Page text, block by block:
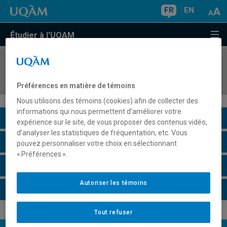
FR EN
Étudier à l'UQAM
COURS//
Description du cours
Horaire - Été 2026
Préférences en matière de témoins
Nous utilisons des témoins (cookies) afin de collecter des
informations qui nous permettent d’améliorer votre
expérience sur le site, de vous proposer des contenus vidéo,
d’analyser les statistiques de fréquentation, etc. Vous
pouvez personnaliser votre choix en sélectionnant
« Préférences ».
Tout refuser
Autoriser les témoins